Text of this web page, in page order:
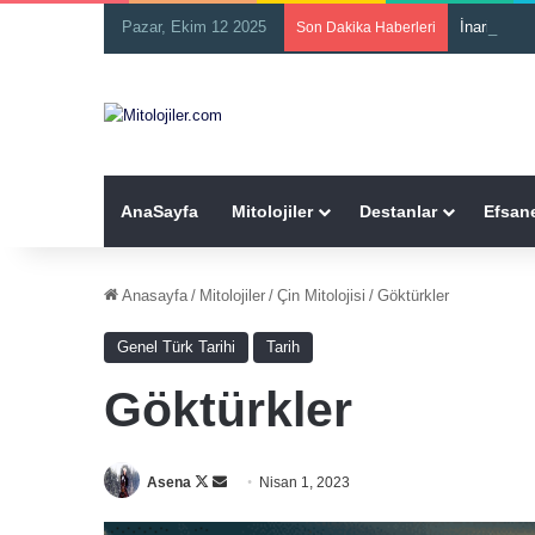
Pazar, Ekim 12 2025 Son Dakika Haberleri İnari
AnaSayfa Mitolojiler Destanlar
Anasayfa / Mitolojiler / Çin Mitolojisi / Göktürkler
Genel Türk Tarihi Tarih
Göktürkler
Asena
Follow
Bir
Nisan 1, 2023